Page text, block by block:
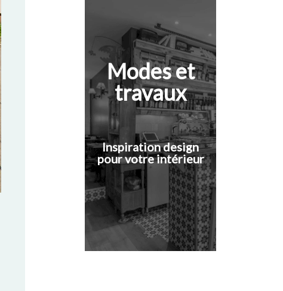
Modes et
travaux
Inspiration design
pour votre intérieur